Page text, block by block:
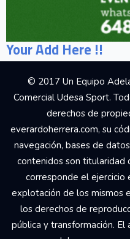
Your Add Here !!
© 2017 Un Equipo
Comercial Udesa Sport.
derechos de
everardoherrera.com, su
navegación, bases de
contenidos son titularidad
corresponde el ejercicio
explotación de los mismos
los derechos de
pública y transformación.